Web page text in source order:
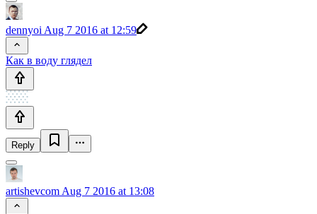
dennyoi Aug 7 2016 at 12:59
Как в воду глядел
Reply
artishevcom Aug 7 2016 at 13:08